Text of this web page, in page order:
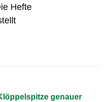
Hefte
genauer